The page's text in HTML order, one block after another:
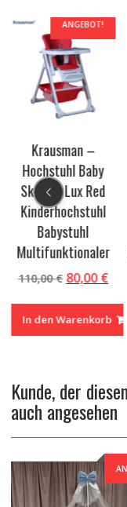
ANGEBOT!
Krausman –
Hochstuhl Baby
SkyLINE Lux Red
Kinderhochstuhl
Babystuhl
Multifunktionaler
110,00€
war:
110,00 €
80,00€
ist:
In den Warenkorb
Kunde, der
auch angesehen